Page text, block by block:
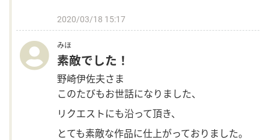
2020/03/18 15:17
みほ
素敵でした！
野崎伊佐夫さま
このたびもお世話になりました、
リクエストにも沿って頂き、
とても素敵な作品に仕上がっておりました。